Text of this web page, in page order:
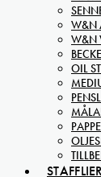
W&N
W&N
OIL
STAFFLIER